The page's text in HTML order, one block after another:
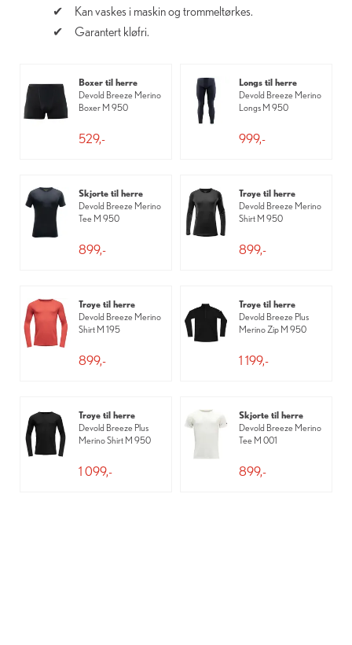
Kan vaskes i maskin og trommeltørkes.
Garantert kløfri.
Boxer til herre
Devold Breeze Merino
Boxer M 950
529,-
Longs til herre
Devold Breeze Merino
Longs M 950
999,-
Skjorte til herre
Devold Breeze Merino
Tee M 950
899,-
Trøye til herre
Devold Breeze Merino
Shirt M 950
899,-
Trøye til herre
Devold Breeze Merino
Shirt M 195
899,-
Trøye til herre
Devold Breeze Plus
Merino Zip M 950
1 199,-
Trøye til herre
Devold Breeze Plus
Merino Shirt M 950
1 099,-
Skjorte til herre
Devold Breeze Merino
Tee M 001
899,-